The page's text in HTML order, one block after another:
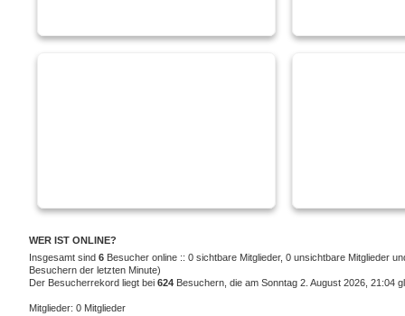
WER IST ONLINE?
Insgesamt sind 6 Besucher online :: 0 sichtbare Mitglieder, 0 unsichtbare Mitglieder
Besuchern der letzten Minute)
Der Besucherrekord liegt bei 624 Besuchern, die am Sonntag 2. August 2026, 21:04
Mitglieder: 0 Mitglieder